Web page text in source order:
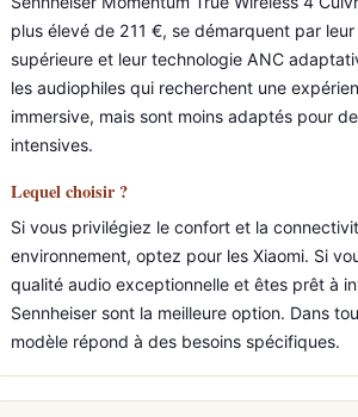
plus élevé de 211 €, se démarquent par
supérieure et leur technologie ANC
les audiophiles qui recherchent une
immersive, mais sont moins adaptés pour
intensives.
Lequel choisir ?
Si vous privilégiez le confort et la
environnement, optez pour les Xiaomi. Si
qualité audio exceptionnelle et êtes prêt à
Sennheiser sont la meilleure option. Dans
modèle répond à des besoins spécifiques.